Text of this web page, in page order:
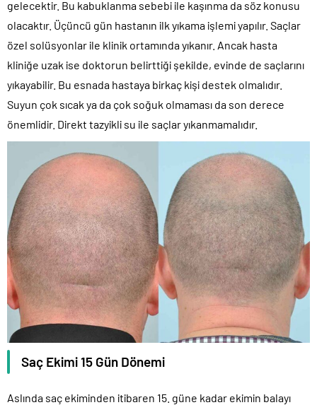
gelecektir. Bu kabuklanma sebebi ile kaşınma da söz konusu
olacaktır. Üçüncü gün hastanın ilk yıkama işlemi yapılır. Saçlar
özel solüsyonlar ile klinik ortamında yıkanır. Ancak hasta
kliniğe uzak ise doktorun belirttiği şekilde, evinde de saçlarını
yıkayabilir. Bu esnada hastaya birkaç kişi destek olmalıdır.
Suyun çok sıcak ya da çok soğuk olmaması da son derece
önemlidir. Direkt tazyikli su ile saçlar yıkanmamalıdır.
Saç Ekimi 15 Gün Dönemi
Aslında saç ekiminden itibaren 15. güne kadar ekimin balayı